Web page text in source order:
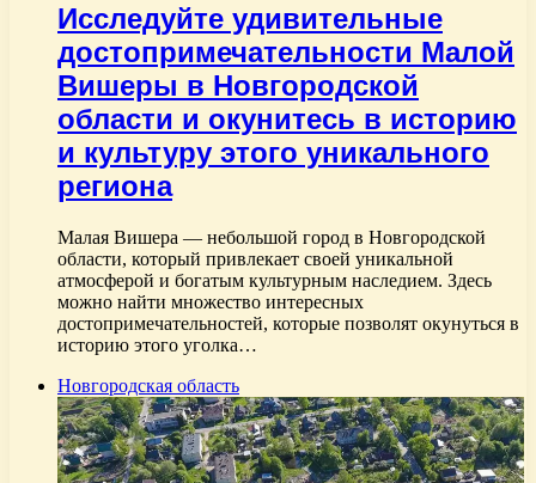
Исследуйте удивительные
достопримечательности Малой
Вишеры в Новгородской
области и окунитесь в историю
и культуру этого уникального
региона
Малая Вишера — небольшой город в Новгородской
области, который привлекает своей уникальной
атмосферой и богатым культурным наследием. Здесь
можно найти множество интересных
достопримечательностей, которые позволят окунуться в
историю этого уголка…
Новгородская область